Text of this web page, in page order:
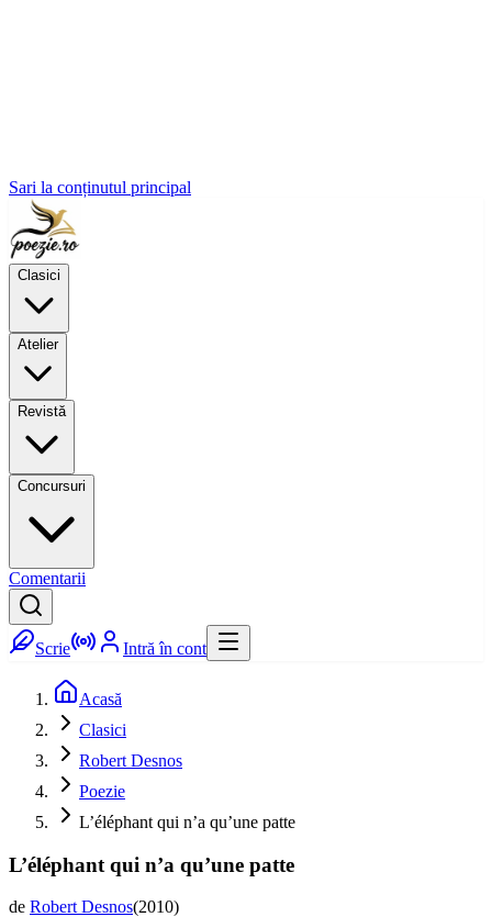
Sari la conținutul principal
Clasici
Atelier
Revistă
Concursuri
Comentarii
Scrie Intră în cont
Acasă
Clasici
Robert Desnos
Poezie
L’éléphant qui n’a qu’une patte
L’éléphant qui n’a qu’une patte
de Robert Desnos(2010)